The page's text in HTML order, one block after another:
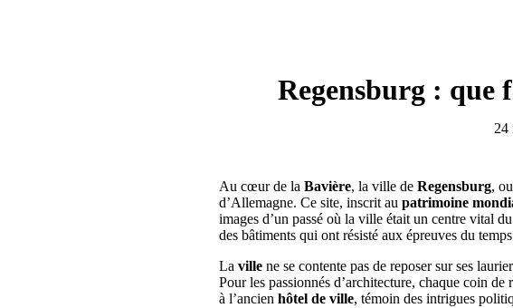
Regensburg : que
24
Au cœur de la Bavière, la ville de Regensburg, ou
d’Allemagne. Ce site, inscrit au patrimoine
images d’un passé où la ville était un centre vital du
des bâtiments qui ont résisté aux épreuves du
La ville ne se contente pas de reposer sur ses
Pour les passionnés d’architecture, chaque coin
à l’ancien hôtel de ville, témoin des intrigues